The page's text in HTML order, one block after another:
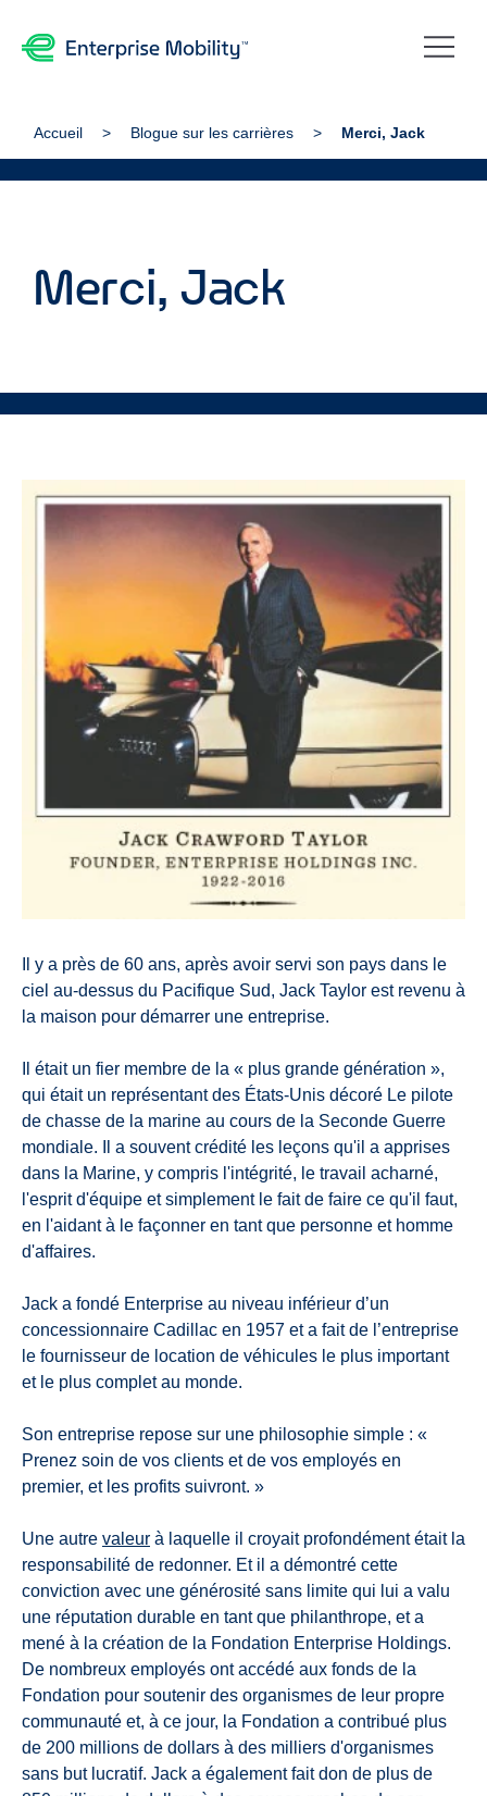
Accueil Blogue sur les carrières Merci, Jack
Merci, Jack
Il y a près de 60 ans, après avoir servi son pays dans le
ciel au-dessus du Pacifique Sud, Jack Taylor est revenu à
la maison pour démarrer une entreprise.
Il était un fier membre de la « plus grande génération »,
qui était un représentant des États-Unis décoré Le pilote
de chasse de la marine au cours de la Seconde Guerre
mondiale. Il a souvent crédité les leçons qu'il a apprises
dans la Marine, y compris l'intégrité, le travail acharné,
l'esprit d'équipe et simplement le fait de faire ce qu'il faut,
en l'aidant à le façonner en tant que personne et homme
d'affaires.
Jack a fondé Enterprise au niveau inférieur d’un
concessionnaire Cadillac en 1957 et a fait de l’entreprise
le fournisseur de location de véhicules le plus important
et le plus complet au monde.
Son entreprise repose sur une philosophie simple : «
Prenez soin de vos clients et de vos employés en
premier, et les profits suivront. »
Une autre valeur à laquelle il croyait profondément était la
responsabilité de redonner. Et il a démontré cette
conviction avec une générosité sans limite qui lui a valu
une réputation durable en tant que philanthrope, et a
mené à la création de la Fondation Enterprise Holdings.
De nombreux employés ont accédé aux fonds de la
Fondation pour soutenir des organismes de leur propre
communauté et, à ce jour, la Fondation a contribué plus
de 200 millions de dollars à des milliers d'organismes
sans but lucratif. Jack a également fait don de plus de